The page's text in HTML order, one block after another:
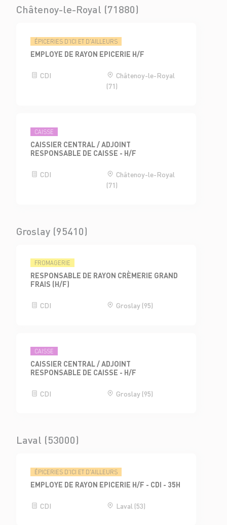
Châtenoy-le-Royal (71880)
ÉPICERIES D'ICI ET D'AILLEURS
EMPLOYE DE RAYON EPICERIE H/F
CDI
Châtenoy-le-Royal
(71)
CAISSE
CAISSIER CENTRAL / ADJOINT
RESPONSABLE DE CAISSE - H/F
CDI
Châtenoy-le-Royal
(71)
Groslay (95410)
FROMAGERIE
RESPONSABLE DE RAYON CRÈMERIE GRAND
FRAIS (H/F)
CDI Groslay (95)
CAISSE
CAISSIER CENTRAL / ADJOINT
RESPONSABLE DE CAISSE - H/F
CDI Groslay (95)
Laval (53000)
ÉPICERIES D'ICI ET D'AILLEURS
EMPLOYE DE RAYON EPICERIE H/F - CDI - 35H
CDI Laval (53)